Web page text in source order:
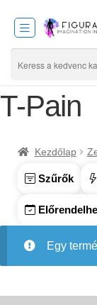
T-Pain
Kezdőlap
Szűrők
Egy